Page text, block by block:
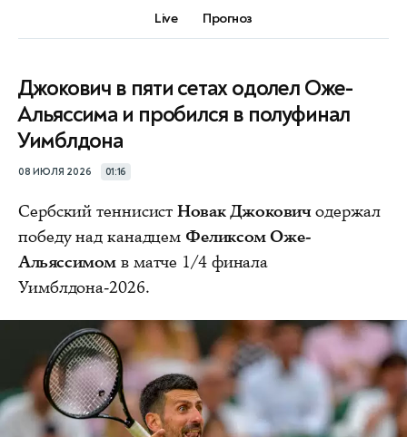
Live Прогноз
Джокович в пяти сетах одолел Оже-
Альяссима и пробился в полуфинал
Уимблдона
08 ИЮЛЯ 2026 01:16
Сербский теннисистНовак Джоковичодержал
победу над канадцем Феликсом Оже-
Альяссимом в матче 1/4 финала
Уимблдона-2026.